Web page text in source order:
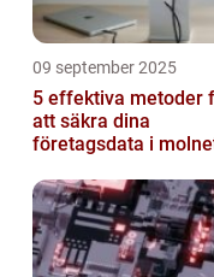
09 september 2025
5 effektiva metoder
att säkra dina
företagsdata i